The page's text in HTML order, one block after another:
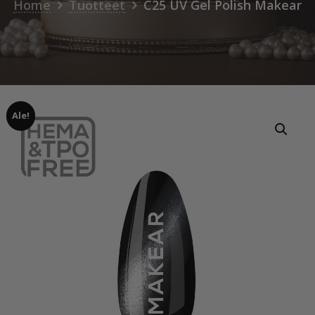
Home Tuotteet C25 UV Gel Polish Makear
Ale!